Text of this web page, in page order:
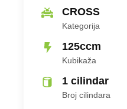
CROSS
Kategorija
125ccm
Kubikaža
1 cilindar
Broj cilindara